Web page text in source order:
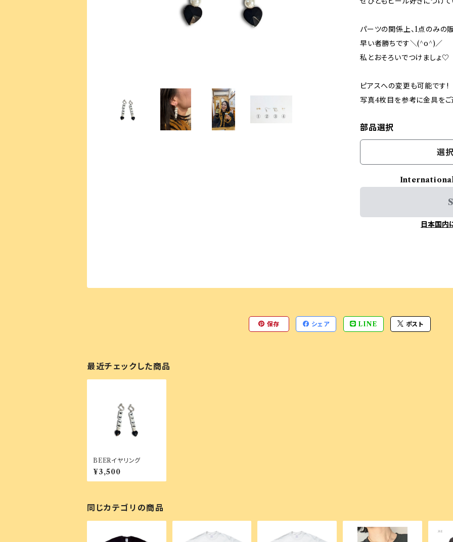
パーツの関係上、1点のみの
早い者勝ちです＼(^o^)／
私とおそろいでつけましょ♡
ピアスへの変更も可能です!
写真4枚目を参考に金具をご
部品選択
選
日本国内
保存 シェア LINE ポスト
最近チェックした商品
BEERイヤリング
¥3,500
同じカテゴリの商品